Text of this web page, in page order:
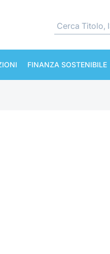
FINANZA SOSTENIBILE